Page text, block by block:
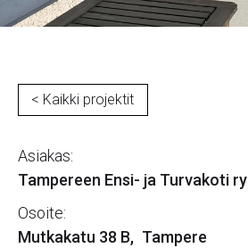
< Kaikki projektit
Asiakas:
Tampereen Ensi- ja Turvakoti ry
Osoite:
Mutkakatu 38 B, Tampere